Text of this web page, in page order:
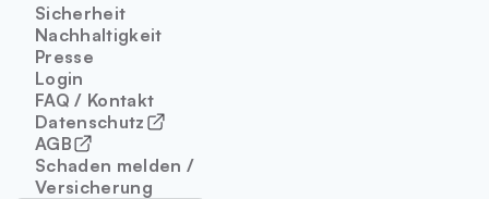
Sicherheit
Nachhaltigkeit
Presse
Login
FAQ / Kontakt
Datenschutz
AGB
Schaden melden /
Versicherung